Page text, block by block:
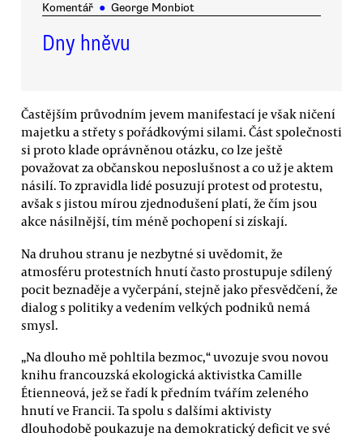
Komentář ● George Monbiot
Dny hněvu
Častějším průvodním jevem manifestací je však ničení
majetku a střety s pořádkovými silami. Část společnosti
si proto klade oprávněnou otázku, co lze ještě
považovat za občanskou neposlušnost a co už je aktem
násilí. To zpravidla lidé posuzují protest od protestu,
avšak s jistou mírou zjednodušení platí, že čím jsou
akce násilnější, tím méně pochopení si získají.
Na druhou stranu je nezbytné si uvědomit, že
atmosféru protestních hnutí často prostupuje sdílený
pocit beznaděje a vyčerpání, stejně jako přesvědčení, že
dialog s politiky a vedením velkých podniků nemá
smysl.
„Na dlouho mě pohltila bezmoc,“ uvozuje svou novou
knihu francouzská ekologická aktivistka Camille
Étienneová, jež se řadí k předním tvářím zeleného
hnutí ve Francii. Ta spolu s dalšími aktivisty
dlouhodobě poukazuje na demokratický deficit ve své